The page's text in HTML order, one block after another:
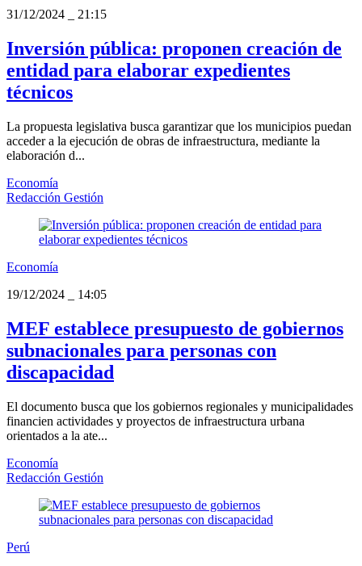
31/12/2024 21:15
Inversión pública: proponen creación de
entidad para elaborar expedientes
técnicos
La propuesta legislativa busca garantizar que los municipios puedan
acceder a la ejecución de obras de infraestructura, mediante la
elaboración d...
Economía
Redacción Gestión
Economía
19/12/2024
14:05
MEF establece presupuesto de gobiernos
subnacionales para personas con
discapacidad
El documento busca que los gobiernos regionales y municipalidades
financien actividades y proyectos de infraestructura urbana
orientados a la ate...
Economía
Redacción Gestión
Perú